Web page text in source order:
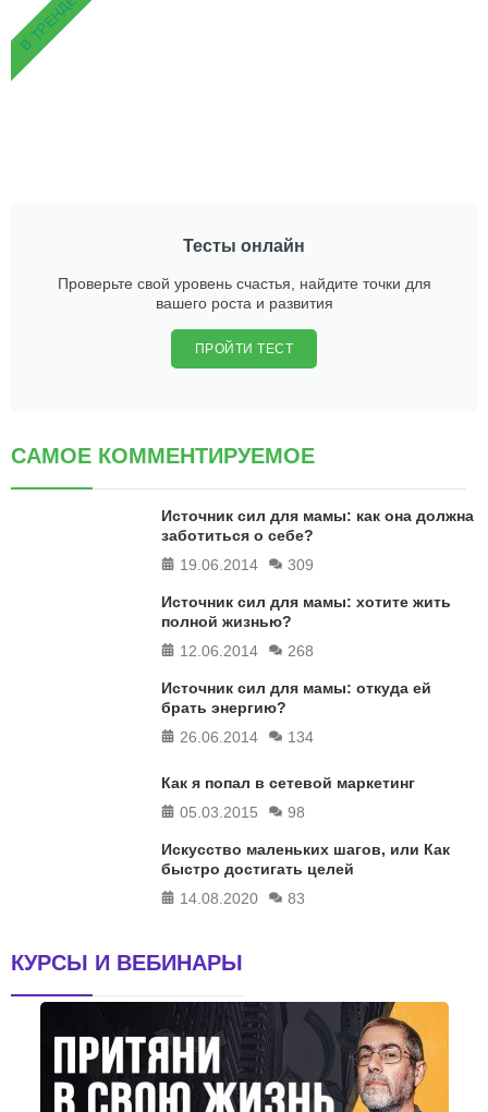
Тесты онлайн
Проверьте свой уровень счастья, найдите точки для
вашего роста и развития
ПРОЙТИ ТЕСТ
В ТРЕНДЕ
САМОЕ КОММЕНТИРУЕМОЕ
Источник сил для мамы: как она должна
заботиться о себе?
19.06.2014
309
Источник сил для мамы: хотите жить
полной жизнью?
12.06.2014
268
Источник сил для мамы: откуда ей
брать энергию?
26.06.2014
134
Как я попал в сетевой маркетинг
05.03.2015
98
Искусство маленьких шагов, или Как
быстро достигать целей
14.08.2020
83
КУРСЫ И ВЕБИНАРЫ